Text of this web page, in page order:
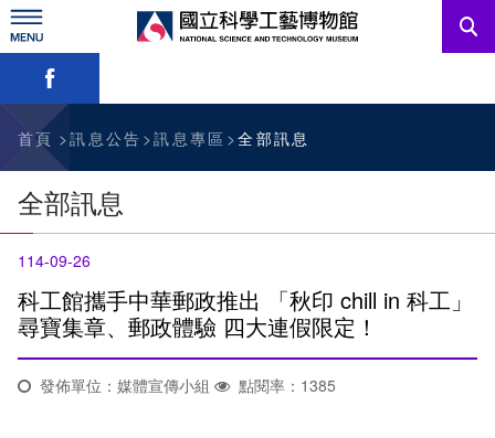
跳
到
主
要
訊息公告
參觀資訊
教育資源
網站服務
關於我們
English
略過字型切換，社群分享工具列
首頁 訊息公告 訊息專區 全部訊息
全部訊息
114-09-26
科工館攜手中華郵政推出 「秋印 chill in 科工」
尋寶集章、郵政體驗 四大連假限定！
發佈單位：媒體宣傳小組 點閱率：1385